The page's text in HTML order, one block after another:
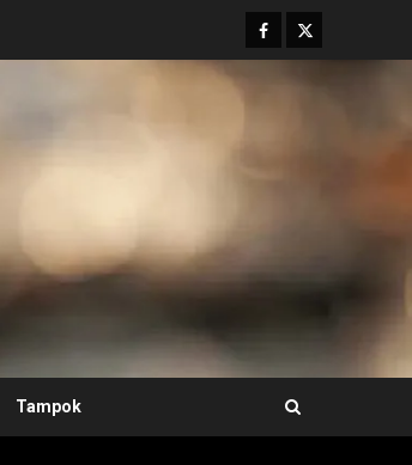
Facebook
Twitter
Tampok